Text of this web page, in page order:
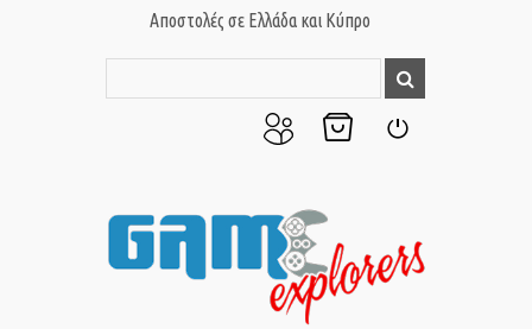
Αποστολές σε Ελλάδα και Κύπρο
μου